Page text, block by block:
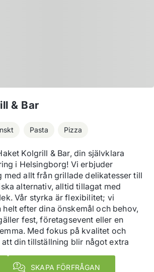
& Bar
Pasta Pizza
Kolgrill & Bar, din självklara
i Helsingborg! Vi erbjuder
med allt från grillade delikatesser till
alternativ, alltid tillagat med
Vår styrka är flexibilitet; vi
helt efter dina önskemål och behov,
fest, företagsevent eller en
Med fokus på kvalitet och
din tillställning blir något extra
SKAPA FÖRFRÅGAN